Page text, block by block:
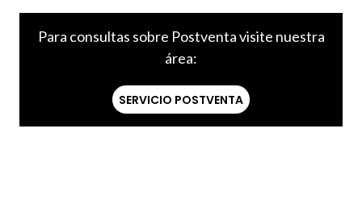
Para consultas sobre Postventa visite nuestra
área:
SERVICIO POSTVENTA